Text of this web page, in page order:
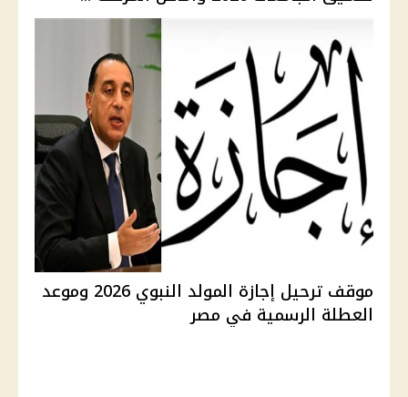
موقف ترحيل إجازة المولد النبوي 2026 وموعد
العطلة الرسمية في مصر